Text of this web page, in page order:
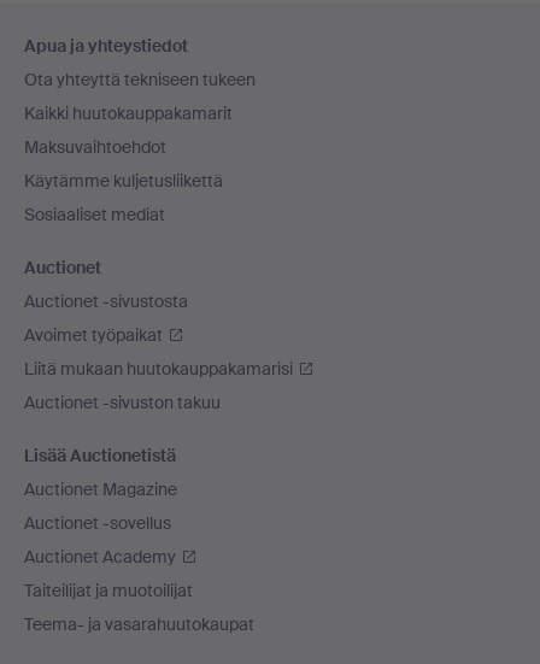
Apua ja yhteystiedot
Ota yhteyttä tekniseen tukeen
Kaikki huutokauppakamarit
Maksuvaihtoehdot
Käytämme kuljetusliikettä
Sosiaaliset mediat
Auctionet
Auctionet -sivustosta
Avoimet työpaikat
Liitä mukaan huutokauppakamarisi
Auctionet -sivuston takuu
Lisää Auctionetistä
Auctionet Magazine
Auctionet -sovellus
Auctionet Academy
Taiteilijat ja muotoilijat
Teema- ja vasarahuutokaupat